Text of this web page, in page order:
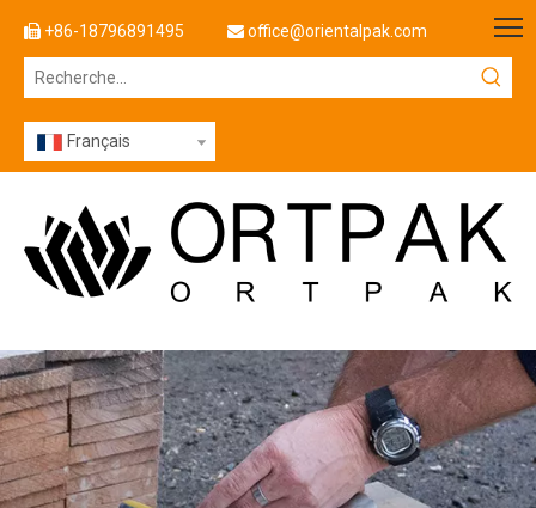
 +86-18796891495  office@orientalpak.com
Français